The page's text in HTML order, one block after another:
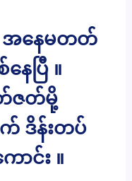
အနေမတတ်
ေပြီ ။
ဇတ်မို့
ဒိန်းတပ်
ာင်း ။